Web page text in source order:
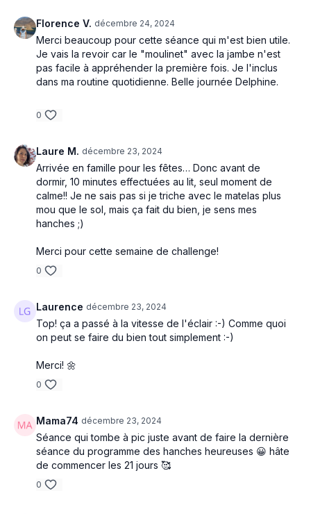
Florence V. décembre 24, 2024
Merci beaucoup pour cette séance qui m'est bien utile.
Je vais la revoir car le "moulinet" avec la jambe n'est
pas facile à appréhender la première fois. Je l'inclus
dans ma routine quotidienne. Belle journée Delphine.
0
Laure M. décembre 23, 2024
Arrivée en famille pour les fêtes… Donc avant de
dormir, 10 minutes effectuées au lit, seul moment de
calme!! Je ne sais pas si je triche avec le matelas plus
mou que le sol, mais ça fait du bien, je sens mes
hanches ;)
Merci pour cette semaine de challenge!
0
Laurence décembre 23, 2024
Top! ça a passé à la vitesse de l'éclair :-) Comme quoi
on peut se faire du bien tout simplement :-)
Merci! 🌼
0
Mama74 décembre 23, 2024
Séance qui tombe à pic juste avant de faire la dernière
séance du programme des hanches heureuses 😀 hâte
de commencer les 21 jours 🥰
0